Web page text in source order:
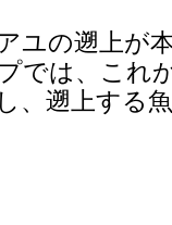
ユの遡上が
では、これ
、遡上する